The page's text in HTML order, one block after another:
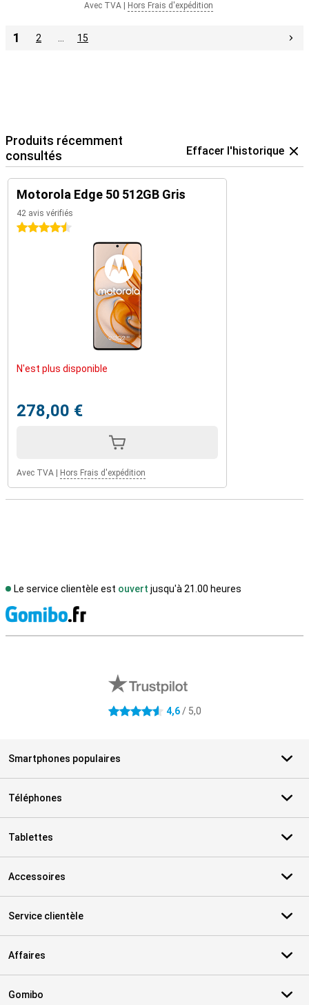
Avec TVA Hors Frais d'expédition
1 2 15
Produits récemment
consultés
Effacer l'historique
Motorola Edge 50 512GB Gris
42 avis vérifiés
4.5 étoiles
N'est plus disponible
278,00 €
Avec TVA Hors Frais d'expédition
Le service clientèle est ouvert jusqu'à 21.00 heures
4.6 étoiles 4,6/ 5,0
Smartphones populaires
Téléphones
Tablettes
Accessoires
Service clientèle
Affaires
Gomibo